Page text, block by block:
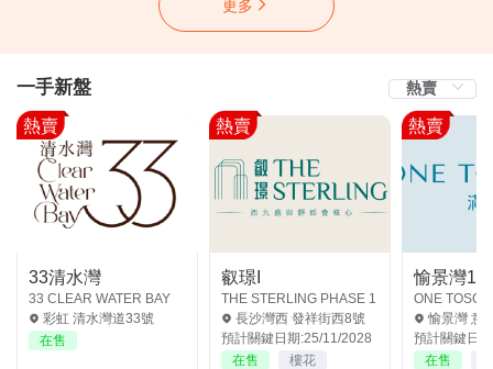
更多
一手新盤
熱賣
33清水灣
33 CLEAR WATER BAY
彩虹 清水灣道33號
在售
熱賣
叡璟I
THE STERLING PHASE 1
長沙灣西 發祥街西8號
預計關鍵日期:25/11/2028
在售
樓花
熱賣
愉景灣
ONE
愉景灣 意
預計關鍵日
在售